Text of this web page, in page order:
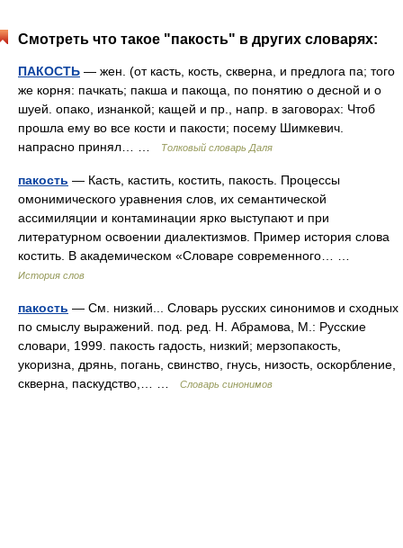
Смотреть что такое "пакость" в других словарях:
ПАКОСТЬ — жен. (от касть, кость, скверна, и предлога па; того
же корня: пачкать; пакша и пакоща, по понятию о десной и о
шуей. опако, изнанкой; кащей и пр., напр. в заговорах: Чтоб
прошла ему во все кости и пакости; посему Шимкевич.
напрасно принял… …
Толковый словарь Даля
пакость — Касть, кастить, костить, пакость. Процессы
омонимического уравнения слов, их семантической
ассимиляции и контаминации ярко выступают и при
литературном освоении диалектизмов. Пример история слова
костить. В академическом «Словаре современного… …
История слов
пакость — См. низкий... Словарь русских синонимов и сходных
по смыслу выражений. под. ред. Н. Абрамова, М.: Русские
словари, 1999. пакость гадость, низкий; мерзопакость,
укоризна, дрянь, погань, свинство, гнусь, низость, оскорбление,
скверна, паскудство,… …
Словарь синонимов